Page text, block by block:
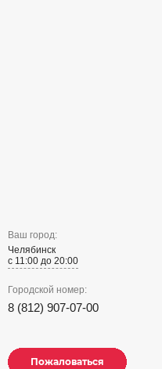
Ваш город:
Челябинск
с 11:00 до 20:00
Городской номер:
8 (812) 907-07-00
Пожаловаться
Пожаловаться
Пожаловаться